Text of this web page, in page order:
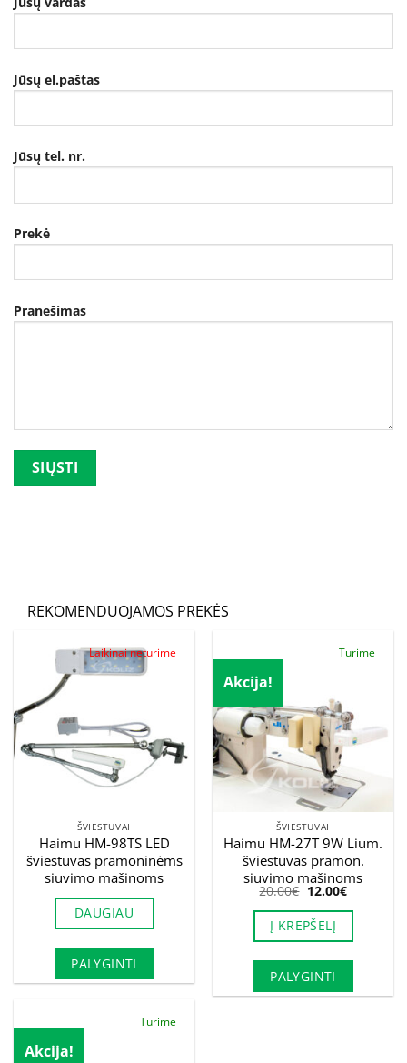
Jūsų el.paštas
Jūsų tel. nr.
Prekė
Pranešimas
REKOMENDUOJAMOS PREKĖS
Laikinai neturime
ŠVIESTUVAI
Haimu HM-98TS LED
šviestuvas pramoninėms
siuvimo mašinoms
DAUGIAU
PALYGINTI
Akcija!
Turime
ŠVIESTUVAI
Haimu HM-27T 9W Lium.
šviestuvas pramon.
siuvimo mašinoms
20.00€ Original
price
was:
20.00€.
12.00€Current
price
is:
Į KREPŠELĮ
PALYGINTI
Akcija!
Turime